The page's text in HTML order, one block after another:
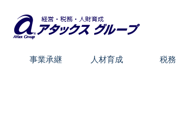
事業承継 人材育成 税務